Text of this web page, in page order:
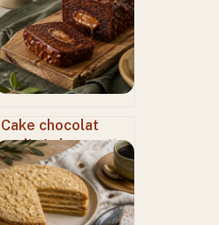
Cake chocolat
praliné : la recette
pour un cœur
fondant sous une
coque craquante